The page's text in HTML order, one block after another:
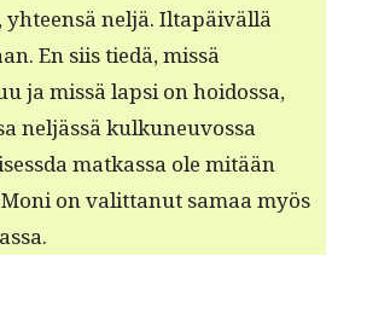
neljä. Iltapäiväl­lä
En siis tiedä, mis­sä
ja mis­sä lap­si on hoi­dos­sa,
neljässä kulkuneu­vos­sa
matkas­sa ole mitään
on valit­tanut samaa myös